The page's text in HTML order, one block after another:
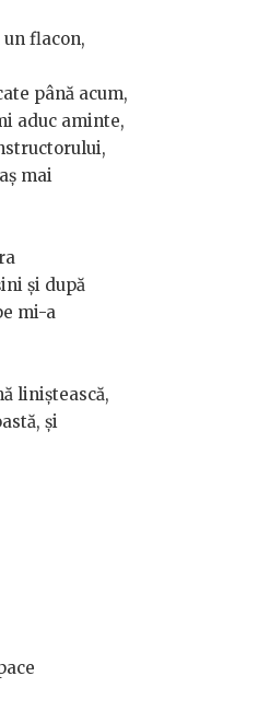
flacon,
până acum,
aduc aminte,
mai
și după
mi-a
liniștească,
și